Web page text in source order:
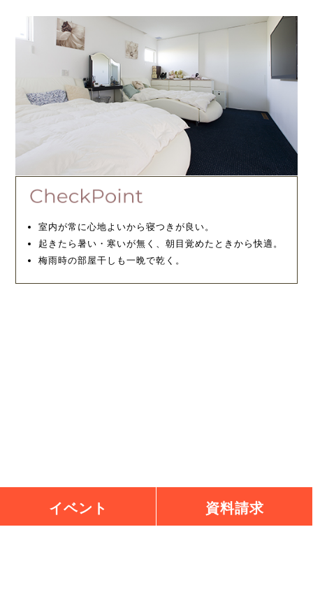
室内が常に心地よいから寝つきが良い。
起きたら暑い・寒いが無く、朝目覚めたときから快適。
梅雨時の部屋干しも一晩で乾く。
イベント 資料請求